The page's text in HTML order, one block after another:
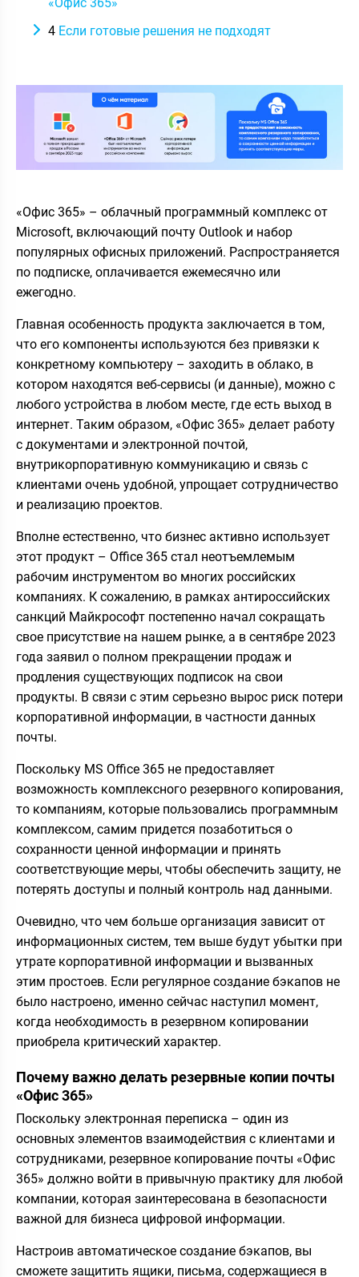
4 Если готовые решения не подходят
«Офис 365» – облачный программный комплекс от
Microsoft, включающий почту Outlook и набор
популярных офисных приложений. Распространяется
по подписке, оплачивается ежемесячно или
ежегодно.
Главная особенность продукта заключается в том,
что его компоненты используются без привязки к
конкретному компьютеру – заходить в облако, в
котором находятся веб-сервисы (и данные), можно с
любого устройства в любом месте, где есть выход в
интернет. Таким образом, «Офис 365» делает работу
с документами и электронной почтой,
внутрикорпоративную коммуникацию и связь с
клиентами очень удобной, упрощает сотрудничество
и реализацию проектов.
Вполне естественно, что бизнес активно использует
этот продукт – Office 365 стал неотъемлемым
рабочим инструментом во многих российских
компаниях. К сожалению, в рамках антироссийских
санкций Майкрософт постепенно начал сокращать
свое присутствие на нашем рынке, а в сентябре 2023
года заявил о полном прекращении продаж и
продления существующих подписок на свои
продукты. В связи с этим серьезно вырос риск потери
корпоративной информации, в частности данных
почты.
Поскольку MS Office 365 не предоставляет
возможность комплексного резервного копирования,
то компаниям, которые пользовались программным
комплексом, самим придется позаботиться о
сохранности ценной информации и принять
соответствующие меры, чтобы обеспечить защиту, не
потерять доступы и полный контроль над данными.
Очевидно, что чем больше организация зависит от
информационных систем, тем выше будут убытки при
утрате корпоративной информации и вызванных
этим простоев. Если регулярное создание бэкапов не
было настроено, именно сейчас наступил момент,
когда необходимость в резервном копировании
приобрела критический характер.
Почему важно делать резервные копии почты
«Офис 365»
Поскольку электронная переписка – один из
основных элементов взаимодействия с клиентами и
сотрудниками, резервное копирование почты «Офис
365» должно войти в привычную практику для любой
компании, которая заинтересована в безопасности
важной для бизнеса цифровой информации.
Настроив автоматическое создание бэкапов, вы
сможете защитить ящики, письма, содержащиеся в